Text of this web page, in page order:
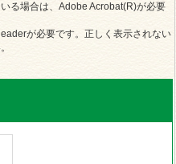
る場合は、Adobe Acrobat(R)が必要
が必要です。正しく表示されない